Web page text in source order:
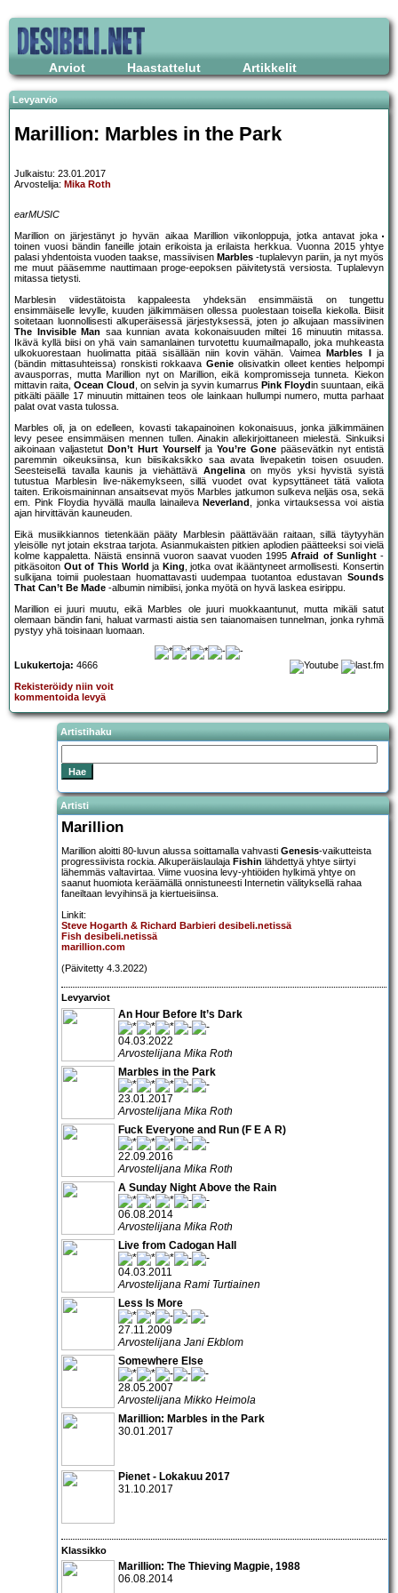
Arviot Haastattelut Artikkelit
Levyarvio
Marillion: Marbles in the Park
Julkaistu: 23.01.2017
Arvostelija: Mika Roth
earMUSIC
Marillion on järjestänyt jo hyvän aikaa Marillion viikonloppuja, jotka antavat joka
toinen vuosi bändin faneille jotain erikoista ja erilaista herkkua. Vuonna 2015 yhtye
palasi yhdentoista vuoden taakse, massiivisen Marbles -tuplalevyn pariin, ja nyt myös
me muut pääsemme nauttimaan proge-eepoksen päivitetystä versiosta. Tuplalevyn
mitassa tietysti.
Marblesin viidestätoista kappaleesta yhdeksän ensimmäistä on tungettu
ensimmäiselle levylle, kuuden jälkimmäisen ollessa puolestaan toisella kiekolla. Biisit
soitetaan luonnollisesti alkuperäisessä järjestyksessä, joten jo alkujaan massiivinen
The Invisible Man saa kunnian avata kokonaisuuden miltei 16 minuutin mitassa.
Ikävä kyllä biisi on yhä vain samanlainen turvotettu kuumailmapallo, joka muhkeasta
ulkokuorestaan huolimatta pitää sisällään niin kovin vähän. Vaimea
Marbles I
ja
(bändin mittasuhteissa) ronskisti rokkaava Genie olisivatkin olleet kenties helpompi
avausporras, mutta Marillion nyt on Marillion, eikä kompromisseja tunneta. Kiekon
mittavin raita, Ocean Cloud , on selvin ja syvin kumarrus Pink Floydin suuntaan, eikä
pitkälti päälle 17 minuutin mittainen teos ole lainkaan hullumpi numero, mutta parhaat
palat ovat vasta tulossa.
Marbles oli, ja on edelleen, kovasti takapainoinen kokonaisuus, jonka jälkimmäinen
levy pesee ensimmäisen mennen tullen. Ainakin allekirjoittaneen mielestä. Sinkuiksi
aikoinaan valjastetut Don’t Hurt Yourself ja You’re Gone pääsevätkin nyt entistä
paremmin oikeuksiinsa, kun biisikaksikko saa avata livepaketin toisen osuuden.
Seesteisellä tavalla kaunis ja viehättävä Angelinaon myös yksi hyvistä syistä
tutustua Marblesin live-näkemykseen, sillä vuodet ovat kypsyttäneet tätä valiota
taiten. Erikoismaininnan ansaitsevat myös Marbles jatkumon sulkeva neljäs osa, sekä
em. Pink Floydia hyvällä maulla lainaileva Neverland , jonka virtauksessa voi aistia
ajan hirvittävän kauneuden.
Eikä musiikkiannos tietenkään pääty Marblesin päättävään raitaan, sillä täytyyhän
yleisölle nyt jotain ekstraa tarjota. Asianmukaisten pitkien aplodien päätteeksi soi vielä
kolme kappaletta. Näistä ensinnä vuoron saavat vuoden 1995Afraid of Sunlight-
pitkäsoiton Out of This World ja King, jotka ovat ikääntyneet armollisesti. Konsertin
sulkijana toimii puolestaan huomattavasti uudempaa tuotantoa edustavan Sounds
That Can’t Be Made -albumin nimibiisi, jonka myötä on hyvä laskea esirippu.
Marillion ei juuri muutu, eikä Marbles ole juuri muokkaantunut, mutta mikäli satut
olemaan bändin fani, haluat varmasti aistia sen taianomaisen tunnelman, jonka ryhmä
pystyy yhä toisinaan luomaan.
Lukukertoja: 4666
Rekisteröidy niin voit
kommentoida levyä
Artistihaku
Artisti
Marillion
Marillion aloitti 80-luvun alussa soittamalla vahvasti Genesis-vaikutteista
progressiivista rockia. Alkuperäislaulaja Fishin lähdettyä yhtye siirtyi
lähemmäs valtavirtaa. Viime vuosina levy-yhtiöiden hylkimä yhtye on
saanut huomiota keräämällä onnistuneesti Internetin välityksellä rahaa
faneiltaan levyihinsä ja kiertueisiinsa.
Linkit:
Steve Hogarth & Richard Barbieri desibeli.netissä
Fish desibeli.netissä
marillion.com
(Päivitetty 4.3.2022)
Levyarviot
An Hour Before It’s Dark
04.03.2022
Arvostelijana Mika Roth
Marbles in the Park
23.01.2017
Arvostelijana Mika Roth
Fuck Everyone and Run (F E A R)
22.09.2016
Arvostelijana Mika Roth
A Sunday Night Above the Rain
06.08.2014
Arvostelijana Mika Roth
Live from Cadogan Hall
04.03.2011
Arvostelijana Rami Turtiainen
Less Is More
27.11.2009
Arvostelijana Jani Ekblom
Somewhere Else
28.05.2007
Arvostelijana Mikko Heimola
Marillion: Marbles in the Park
30.01.2017
Pienet - Lokakuu 2017
31.10.2017
Klassikko
Marillion: The Thieving Magpie, 1988
06.08.2014